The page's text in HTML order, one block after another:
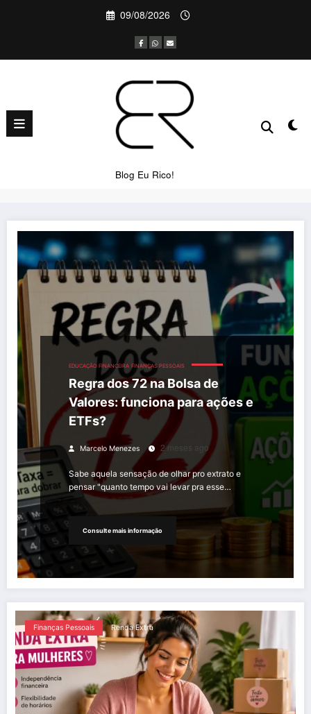
09/08/2026
Blog Eu Rico!
Categoria: Finanças Pessoais
EDUCAÇÃO FINANCEIRA FINANÇAS PESSOAIS
Regra dos 72 na Bolsa de
Valores: funciona para ações e
ETFs?
Marcelo Menezes 2 meses ago
Sabe aquela sensação de olhar pro extrato e
pensar "quanto tempo vai levar pra esse…
Consulte mais informação
Finanças Pessoais Renda Extra